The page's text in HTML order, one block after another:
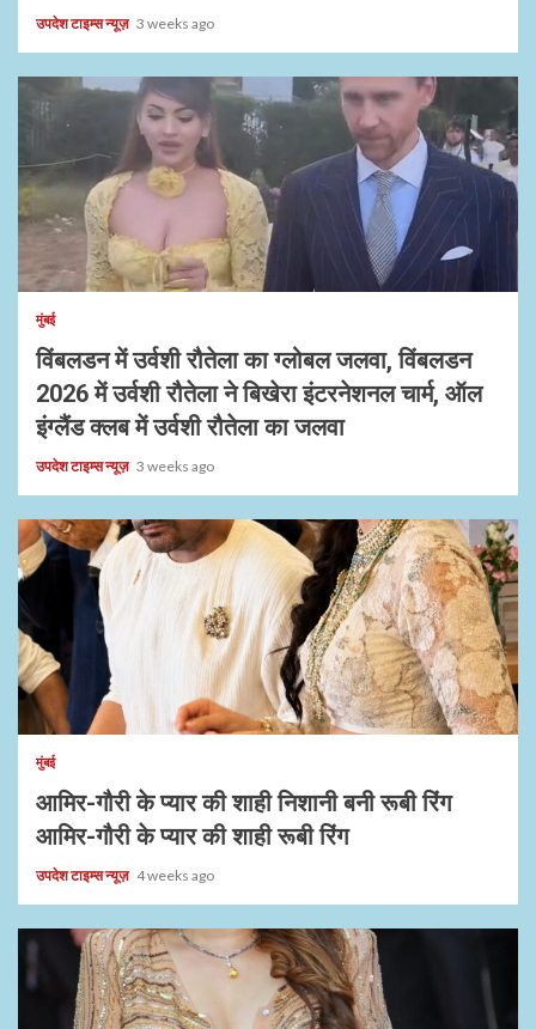
उपदेश टाइम्स न्यूज़ 3 weeks ago
1 min read
मुंबई
विंबलडन में उर्वशी रौतेला का ग्लोबल जलवा, विंबलडन
2026 में उर्वशी रौतेला ने बिखेरा इंटरनेशनल चार्म, ऑल
इंग्लैंड क्लब में उर्वशी रौतेला का जलवा
उपदेश टाइम्स न्यूज़ 3 weeks ago
1 min read
मुंबई
आमिर-गौरी के प्यार की शाही निशानी बनी रूबी रिंग
आमिर-गौरी के प्यार की शाही रूबी रिंग
उपदेश टाइम्स न्यूज़ 4 weeks ago